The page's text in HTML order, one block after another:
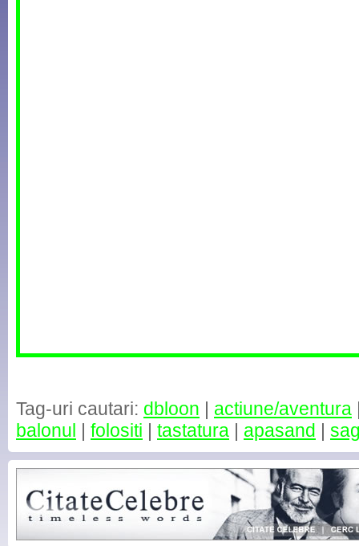
Tag-uri cautari: dbloon | actiune/aventura
balonul | folositi | tastatura | apasand |